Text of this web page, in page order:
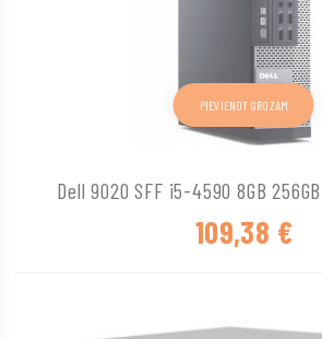
Dell 9020 SFF i5-4590 8GB
109,38 €
PIEVIENOT GROZAM